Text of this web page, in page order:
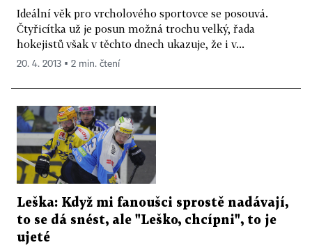
Ideální věk pro vrcholového sportovce se posouvá.
Čtyřicítka už je posun možná trochu velký, řada
hokejistů však v těchto dnech ukazuje, že i v...
20. 4. 2013 ▪ 2 min. čtení
Leška: Když mi fanoušci sprostě nadávají,
to se dá snést, ale "Leško, chcípni", to je
ujeté